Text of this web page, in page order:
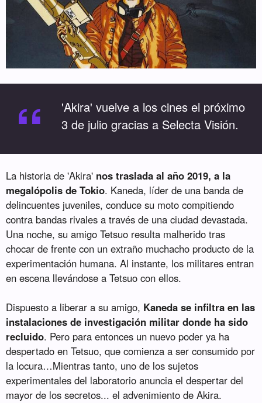
“
'Akira' vuelve a los cines el próximo
3 de julio gracias a Selecta Visión.
La historia de 'Akira' nos traslada al año 2019, a la
megalópolis de Tokio. Kaneda, líder de una banda de
delincuentes juveniles, conduce su moto compitiendo
contra bandas rivales a través de una ciudad devastada.
Una noche, su amigo Tetsuo resulta malherido tras
chocar de frente con un extraño muchacho producto de la
experimentación humana. Al instante, los militares entran
en escena llevándose a Tetsuo con ellos.
Dispuesto a liberar a su amigo, Kaneda se infiltra en las
instalaciones de investigación militar donde ha sido
recluido. Pero para entonces un nuevo poder ya ha
despertado en Tetsuo, que comienza a ser consumido por
la locura…Mientras tanto, uno de los sujetos
experimentales del laboratorio anuncia el despertar del
mayor de los secretos... el advenimiento de Akira.